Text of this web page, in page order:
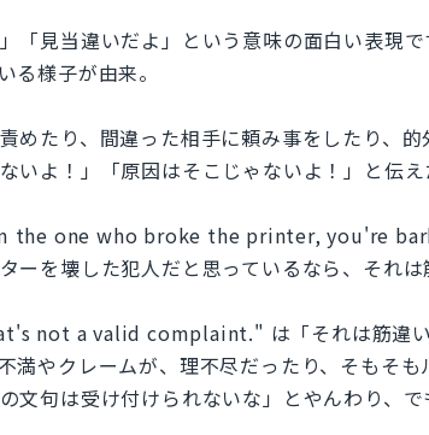
」「見当違いだよ」という意味の面白い表現
る様子が由来。
めたり、間違った相手に頼み事をしたり、
いよ！」「原因はそこじゃないよ！」と伝え
the one who broke the printer, you're
ーを壊した犯人だと思っているなら、それは
not a valid complaint." は「それは筋違
満やクレームが、理不尽だったり、そもそ
文句は受け付けられないな」とやんわり、で